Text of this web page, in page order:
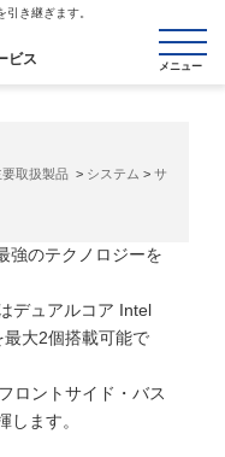
き継ぎます。
ビス
toggle
要取扱製品> システム > サ
強のテクノロジーを
デュアルコア Intel
大2個搭載可能で
ロントサイド・バス
ます。